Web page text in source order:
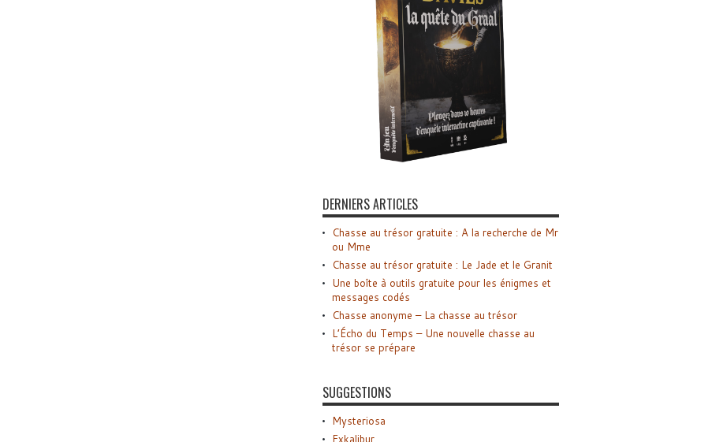
DERNIERS ARTICLES
Chasse au trésor gratuite : A la recherche de Mr
ou Mme
Chasse au trésor gratuite : Le Jade et le Granit
Une boîte à outils gratuite pour les énigmes et
messages codés
Chasse anonyme – La chasse au trésor
L’Écho du Temps – Une nouvelle chasse au
trésor se prépare
SUGGESTIONS
Mysteriosa
Exkalibur